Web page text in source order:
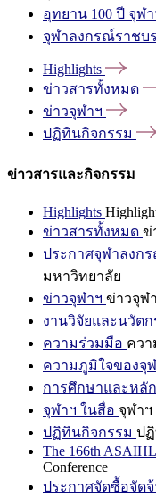
อุทยาน 100 ปี จุฬา
จุฬาลงกรณ์ราชบ
Highlights
ข่าวสารทั้งหมด
ข่าวจุฬาฯ
ปฏิทินกิจกรรม
ข่าวสารและกิจกรรม
Highlights
ข่าวสารทั้งหมด ข่
ประกาศจุฬาลงก
มหาวิทยาลัย
ข่าวจุฬาฯ ข่าวจุฬ
งานวิจัยและนวัตก
ความร่วมมือ คว
ความภูมิใจของจุ
การศึกษาและหลั
จุฬาฯ ในสื่อ จุฬาฯ
ปฏิทินกิจกรรม ป
The 166th
Conference
ประกาศจัดซื้อจัดจ้